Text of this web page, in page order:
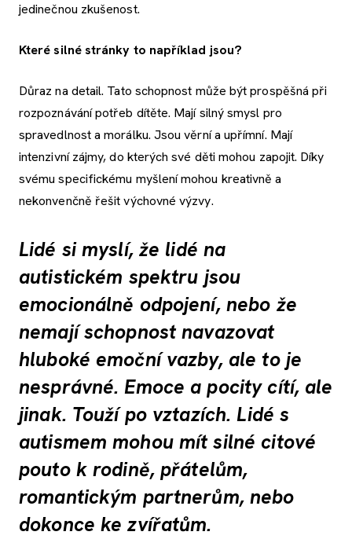
jedinečnou zkušenost.
Které silné stránky to například jsou?
Důraz na detail. Tato schopnost může být prospěšná při
rozpoznávání potřeb dítěte. Mají silný smysl pro
spravedlnost a morálku. Jsou věrní a upřímní. Mají
intenzivní zájmy, do kterých své děti mohou zapojit. Díky
svému specifickému myšlení mohou kreativně a
nekonvenčně řešit výchovné výzvy.
Lidé si myslí, že lidé na
autistickém spektru jsou
emocionálně odpojení, nebo že
nemají schopnost navazovat
hluboké emoční vazby, ale to je
nesprávné. Emoce a pocity cítí, ale
jinak. Touží po vztazích. Lidé s
autismem mohou mít silné citové
pouto k rodině, přátelům,
romantickým partnerům, nebo
dokonce ke zvířatům.